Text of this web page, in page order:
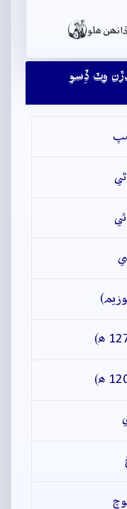
ھلو
وٽ ڏِسو